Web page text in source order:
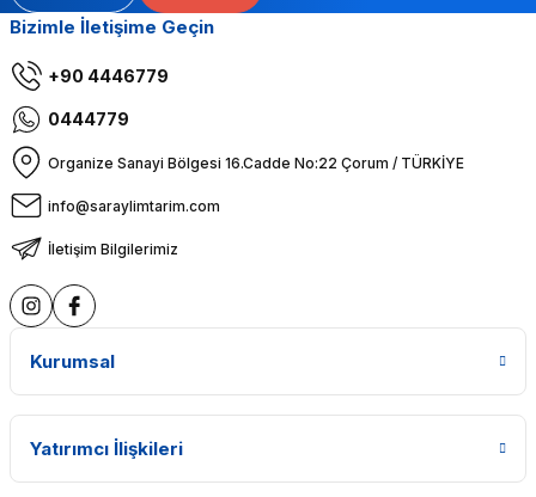
Bizimle İletişime Geçin
+90 4446779
0444779
Organize Sanayi Bölgesi 16.Cadde No:22 Çorum / TÜRKİYE
info@saraylimtarim.com
İletişim Bilgilerimiz
Kurumsal
Yatırımcı İlişkileri